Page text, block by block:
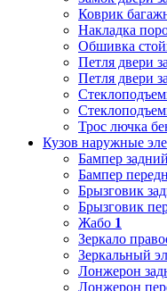
Коврик
Накладка
Обшивка
Петля двери
Петля двери
Трос лючка
Кузов наружные
Бампер задний
Бампер
Брызговик
Брызговик
Жабо 1
Зеркало
Зеркальный
Лонжерон
Лонжерон